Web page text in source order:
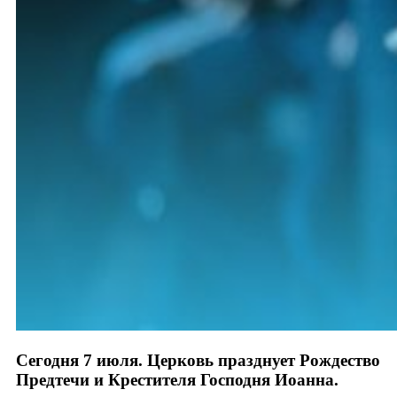
Сегодня 7 июля. Церковь празднует Рождество
Предтечи и Крестителя Господня Иоанна.